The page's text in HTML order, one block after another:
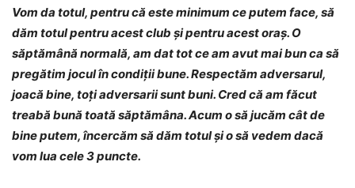
Vom da totul, pentru că este minimum ce putem face, să
dăm totul pentru acest club și pentru acest oraș. O
săptămână normală, am dat tot ce am avut mai bun ca să
pregătim jocul în condiții bune. Respectăm adversarul,
joacă bine, toți adversarii sunt buni. Cred că am făcut
treabă bună toată săptămâna. Acum o să jucăm cât de
bine putem, încercăm să dăm totul și o să vedem dacă
vom lua cele 3 puncte.